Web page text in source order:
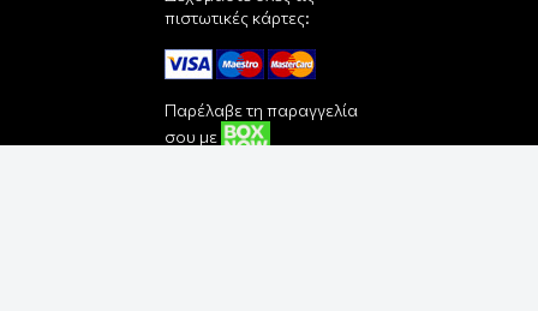
πιστωτικές κάρτες:
Παρέλαβε τη παραγγελία
σου με